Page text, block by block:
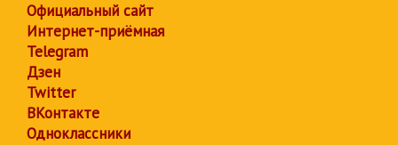
Официальный сайт
Интернет-приёмная
Telegram
Дзен
Twitter
ВКонтакте
Одноклассники